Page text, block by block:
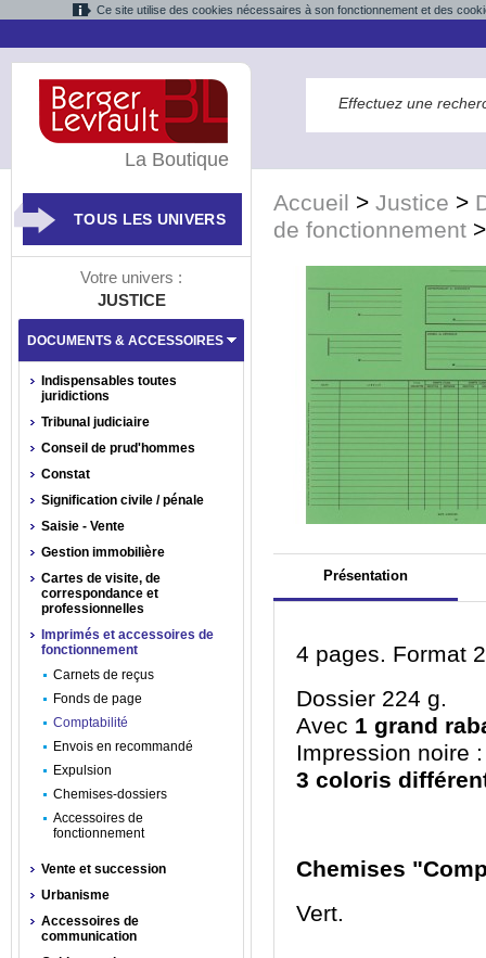
Ce site utilise des cookies nécessaires à son fonctionnement et des
Accueil > Justice >
de fonctionnement
Présentation
4 pages. Format
Dossier 224 g.
Avec 1 grand
Impression noire
3 coloris
Chemises
Vert.
La Boutique
TOUS LES UNIVERS
Votre univers :
JUSTICE
DOCUMENTS & ACCESSOIRES
Indispensables toutes
juridictions
Tribunal judiciaire
Conseil de prud'hommes
Constat
Signification civile / pénale
Saisie - Vente
Gestion immobilière
Cartes de visite, de
correspondance et
professionnelles
Imprimés et accessoires de
fonctionnement
Carnets de reçus
Fonds de page
Comptabilité
Envois en recommandé
Expulsion
Chemises-dossiers
Accessoires de
fonctionnement
Vente et succession
Urbanisme
Accessoires de
communication